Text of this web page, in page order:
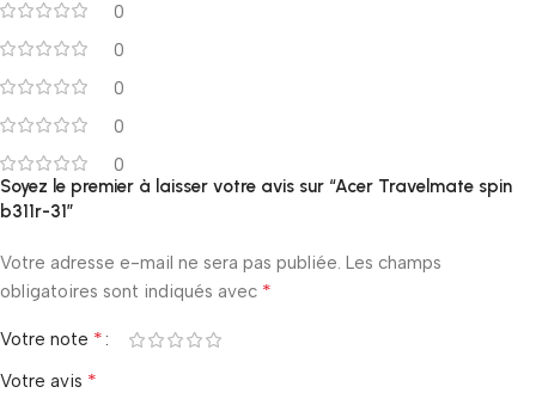
0
0
0
0
0
Soyez le premier à laisser votre avis sur “Acer Travelmate spin
b311r-31”
Votre adresse e-mail ne sera pas publiée. Les champs
obligatoires sont indiqués avec *
Votre note *
Votre avis *